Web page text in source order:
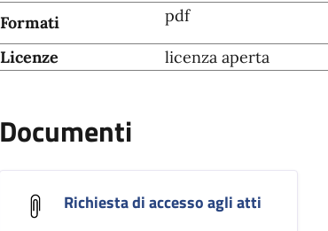
Formati
pdf
Licenze licenza aperta
Documenti
Richiesta di accesso agli atti